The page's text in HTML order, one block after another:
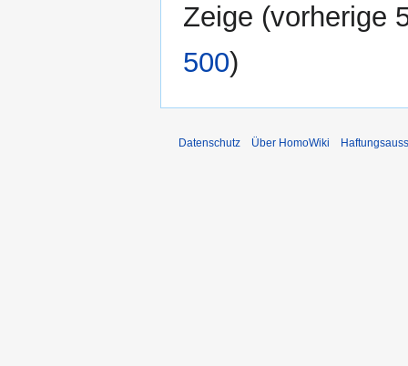
Zeige (vorherige
500)
Datenschutz Über HomoWiki